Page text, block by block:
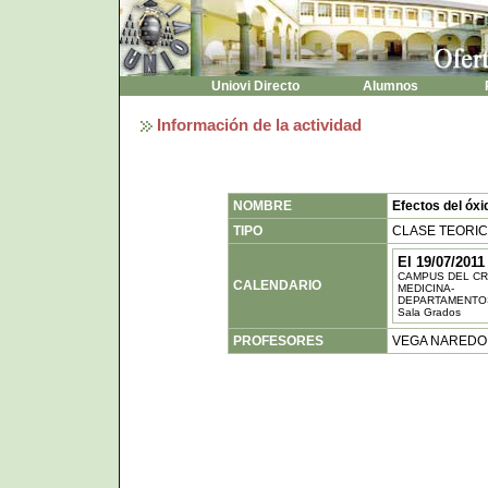
Uniovi Directo Alumnos
Información de la actividad
NOMBRE
Efectos del
TIPO
CLASE
CALENDARIO
El 19/07/2011
CAMPUS DEL
MEDICINA-
Sala Grados
PROFESORES VEGA